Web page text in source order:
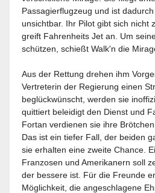
Passagierflugzeug und ist
unsichtbar. Ihr Pilot gibt sich nicht
greift Fahrenheits Jet an. Um
schützen, schießt Walk'n die
Aus der Rettung drehen ihm
Vertreterin der Regierung einen
beglückwünscht, werden sie
quittiert beleidigt den Dienst und
Fortan verdienen sie ihre
Das ist ein tiefer Fall, der beiden
sie erhalten eine zweite Chance.
Franzosen und Amerikanern soll
der bessere ist. Für die Freunde
Möglichkeit, die angeschlagene